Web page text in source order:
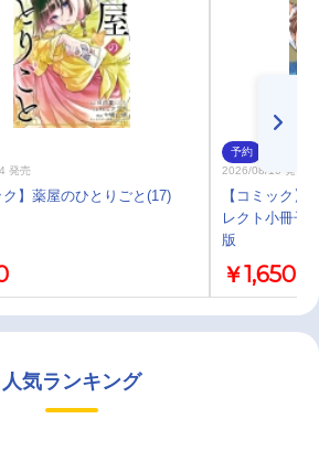
発売
ク】薬屋のひとりごと(17)
予約
2026/08/10 発売
【コミック】
レクト小冊子
版
￥1,650
人気ランキング